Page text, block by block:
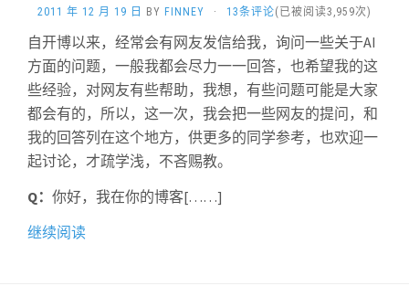
2011 年 12 月 19 日 BY FINNEY · 13条评论(已被阅读3,959次)
自开博以来，经常会有网友发信给我，询问一些关于AI
方面的问题，一般我都会尽力一一回答，也希望我的这
些经验，对网友有些帮助，我想，有些问题可能是大家
都会有的，所以，这一次，我会把一些网友的提问，和
我的回答列在这个地方，供更多的同学参考，也欢迎一
起讨论，才疏学浅，不吝赐教。
Q： 你好，我在你的博客[……]
继续阅读